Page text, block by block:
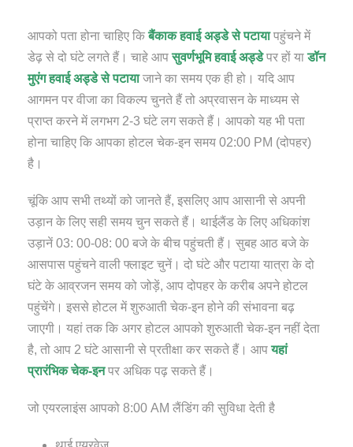
आपको पता होना चाहिए किबैंकाक हवाई अड्डे से पटायापहुंचने में
डेढ़ से दो घंटे लगते हैं। चाहे आपसुवर्णभूमि हवाई अड्डेपर हों याडॉन
मुएंग हवाई अड्डे से पटायाजाने का समय एक ही हो। यदि आप
आगमन पर वीजा का विकल्प चुनते हैं तो अप्रवासन के माध्यम से
प्राप्त करने में लगभग 2-3 घंटे लग सकते हैं। आपको यह भी पता
होना चाहिए कि आपका होटल चेक-इन समय 02:00 PM (दोपहर)
है।
चूंकि आप सभी तथ्यों को जानते हैं, इसलिए आप आसानी से अपनी
उड़ान के लिए सही समय चुन सकते हैं। थाईलैंड के लिए अधिकांश
उड़ानें 03: 00-08: 00 बजे के बीच पहुंचती हैं। सुबह आठ बजे के
आसपास पहुंचने वाली फ्लाइट चुनें। दो घंटे और पटाया यात्रा के दो
घंटे के आव्रजन समय को जोड़ें, आप दोपहर के करीब अपने होटल
पहुंचेंगे। इससे होटल में शुरुआती चेक-इन होने की संभावना बढ़
जाएगी। यहां तक ​​कि अगर होटल आपको शुरुआती चेक-इन नहीं देता
है, तो आप 2 घंटे आसानी से प्रतीक्षा कर सकते हैं। आपयहां
प्रारंभिक चेक-इनपर अधिक पढ़ सकते हैं।
जो एयरलाइंस आपको 8:00 AM लैंडिंग की सुविधा देती है